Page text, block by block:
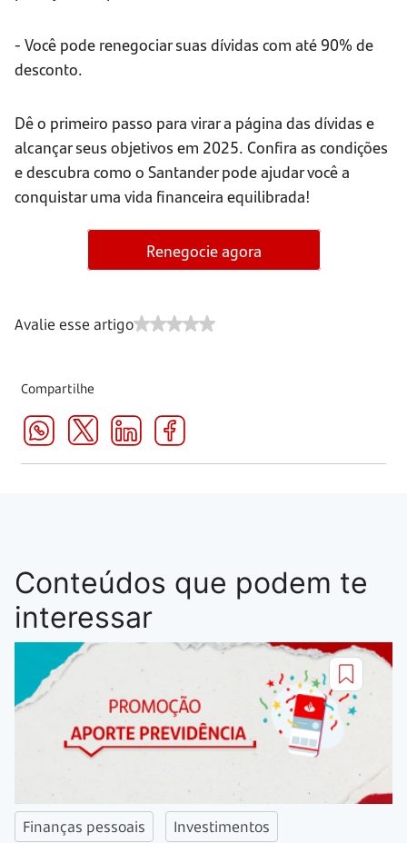
- Você pode renegociar suas dívidas com até 90% de
desconto.
Dê o primeiro passo para virar a página das dívidas e
alcançar seus objetivos em 2025. Confira as condições
e descubra como o Santander pode ajudar você a
conquistar uma vida financeira equilibrada!
Renegocie agora
Avalie esse artigo
Compartilhe
Conteúdos que podem te
interessar
Finanças pessoais Investimentos